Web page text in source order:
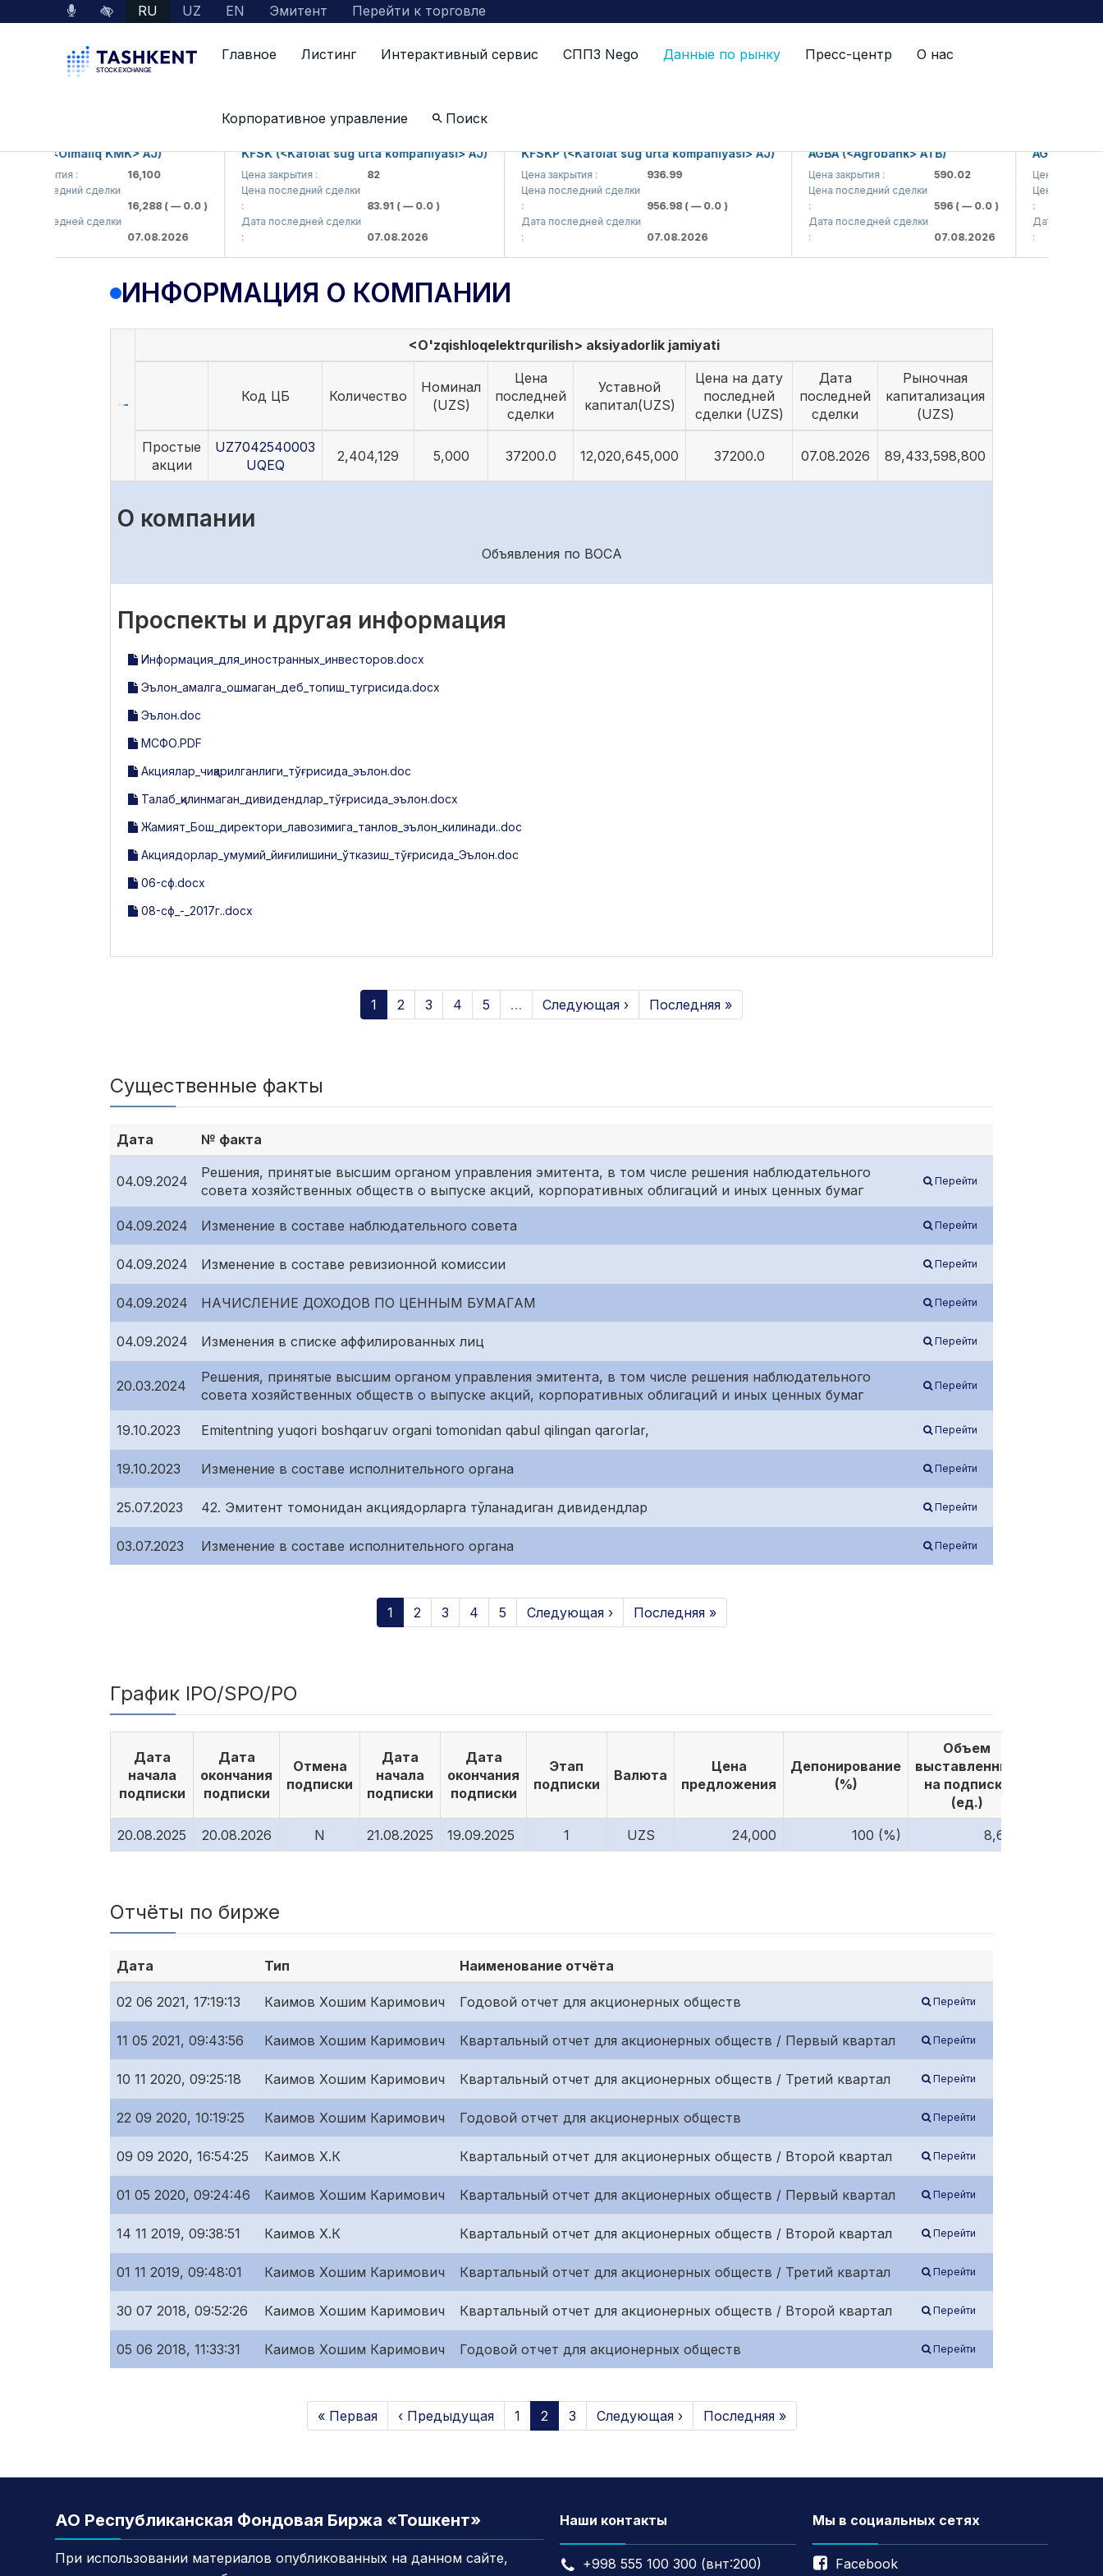
RU UZ EN Эмитент Перейти к торговле
Главное Листинг Интерактивный сервис СППЗ Nego Данные по рынку Пресс-центр О нас
Корпоративное управление Поиск
Информация о компании
(<Olmaliq KMK> AJ)
закрытия :
16,100
последний сделки
16,288( — 0.0 )
последней сделки
07.08.2026
KFSK (<Kafolat sug'urta kompaniyasi> AJ)
Цена закрытия :
Цена последний сделки
83.91( — 0.0 )
Дата последней сделки
07.08.2026
KFSKP (<Kafolat sug'urta kompaniyasi> AJ)
Цена закрытия :
936.99
Цена последний сделки
956.98( — 0.0 )
Дата последней сделки
07.08.2026
AGBA (<Agrobank> ATB)
Цена закрытия :
590.02
Цена последний сделки
596( — 0.0 )
Дата последней сделки
07.08.2026
AGBAP
Цена закрытия :
Цена последний
Дата последней
ИНФОРМАЦИЯ О КОМПАНИИ
<O'zqishloqelektrqurilish> aksiyadorlik jamiyati
Код ЦБ Количество
Номинал
(UZS)
Цена
последней
сделки
Уставной
капитал(UZS)
Цена на дату
последней
сделки (UZS)
Дата
последней
сделки
Рыночная
капитализация
(UZS)
Простые
акции
UZ7042540003
UQEQ
2,404,129 5,000 37200.0 12,020,645,000 37200.0 07.08.2026 89,433,598,800
О компании
Объявления по ВОСА
Проспекты и другая информация
Информация_для_иностранных_инвесторов.docx
Эълон_амалга_ошмаган_деб_топиш_тугрисида.docx
Эълон.doc
МСФО.PDF
Акциялар_чиқарилганлиги_тўғрисида_эълон.doc
Талаб_қилинмаган_дивидендлар_тўғрисида_эълон.docx
Жамият_Бош_директори_лавозимига_танлов_эълон_килинади..doc
Акциядорлар_умумий_йиғилишини_ўтказиш_тўғрисида_Эълон.doc
06-сф.docx
08-сф_-_2017г..docx
1 2 3 4 5 … Следующая › Последняя »
Существенные факты
Дата № факта
04.09.2024
Решения, принятые высшим органом управления эмитента, в том числе решения наблюдательного
совета хозяйственных обществ о выпуске акций, корпоративных облигаций и иных ценных бумаг
Перейти
04.09.2024 Изменение в составе наблюдательного совета Перейти
04.09.2024 Изменение в составе ревизионной комиссии Перейти
04.09.2024 НАЧИСЛЕНИЕ ДОХОДОВ ПО ЦЕННЫМ БУМАГАМ Перейти
04.09.2024 Изменения в списке аффилированных лиц Перейти
20.03.2024
Решения, принятые высшим органом управления эмитента, в том числе решения наблюдательного
совета хозяйственных обществ о выпуске акций, корпоративных облигаций и иных ценных бумаг
Перейти
19.10.2023 Emitentning yuqori boshqaruv organi tomonidan qabul qilingan qarorlar, Перейти
19.10.2023 Изменение в составе исполнительного органа Перейти
25.07.2023 42. Эмитент томонидан акциядорларга тўланадиган дивидендлар Перейти
03.07.2023 Изменение в составе исполнительного органа Перейти
1 2 3 4 5 Следующая › Последняя »
График IPO/SPO/PO
Дата
начала
подписки
Дата
окончания
подписки
Отмена
подписки
Дата
начала
подписки
Дата
окончания
подписки
Этап
подписки
Валюта
Цена
предложения
Депонирование
(%)
Объем
выставленных
на подписку
(ед.)
20.08.2025
20.08.2026 N 21.08.2025 19.09.2025 1 UZS 24,000 100 (%) 8,610
Отчёты по бирже
Дата Тип Наименование отчёта
02 06 2021, 17:19:13 Каимов Хошим Каримович Годовой отчет для акционерных обществ Перейти
11 05 2021, 09:43:56 Каимов Хошим Каримович Квартальный отчет для акционерных обществ / Первый квартал Перейти
10 11 2020, 09:25:18 Каимов Хошим Каримович Квартальный отчет для акционерных обществ / Третий квартал Перейти
22 09 2020, 10:19:25 Каимов Хошим Каримович Годовой отчет для акционерных обществ Перейти
09 09 2020, 16:54:25 Каимов Х.К Квартальный отчет для акционерных обществ / Второй квартал Перейти
01 05 2020, 09:24:46 Каимов Хошим Каримович Квартальный отчет для акционерных обществ / Первый квартал Перейти
14 11 2019, 09:38:51 Каимов Х.К Квартальный отчет для акционерных обществ / Второй квартал Перейти
01 11 2019, 09:48:01 Каимов Хошим Каримович Квартальный отчет для акционерных обществ / Третий квартал Перейти
30 07 2018, 09:52:26 Каимов Хошим Каримович Квартальный отчет для акционерных обществ / Второй квартал Перейти
05 06 2018, 11:33:31 Каимов Хошим Каримович Годовой отчет для акционерных обществ Перейти
« Первая ‹ Предыдущая 1 2 3 Следующая › Последняя »
АО Республиканская Фондовая Биржа «Тошкент»
При использовании материалов опубликованных на данном сайте,
Наши контакты
+998 555 100 300 (внт:200)
Мы в социальных сетях
Facebook